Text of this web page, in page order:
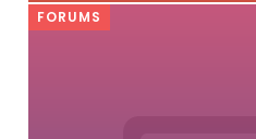
FORUMS